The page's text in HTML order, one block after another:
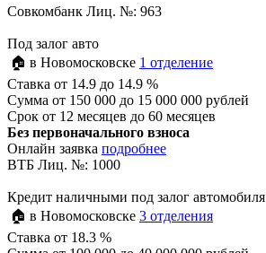
Совкомбанк Лиц. №: 963
Под залог авто
🏠 в Новомосковске 1 отделение
Ставка от 14.9 до 14.9 %
Сумма от 150 000 до 15 000 000 рублей
Срок от 12 месяцев до 60 месяцев
Без первоначального взноса
Онлайн заявка подробнее
ВТБ Лиц. №: 1000
Кредит наличными под залог автомобиля
🏠 в Новомосковске 3 отделения
Ставка от 18.3 %